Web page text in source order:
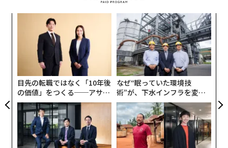
目先の転職ではなく「10年後
の価値」をつくる──アサイ
ンの長期伴走型支援とは
なぜ“眠っていた環境技
術”が、下水インフラを変え
たのか──産総研×月島JFE
アクアソリューションの10年